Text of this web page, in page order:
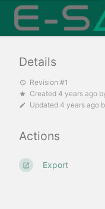
Details
Revision #1
Created 4 years ago
Updated 4 years ago
Actions
Export